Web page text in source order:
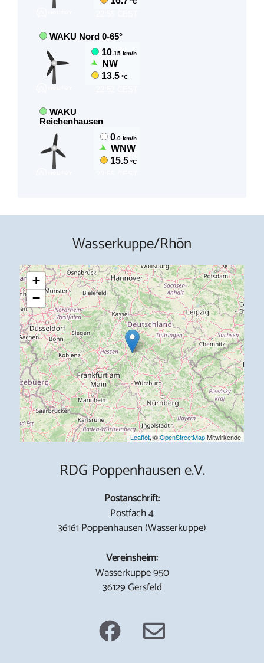
Wasserkuppe/Rhön
+
−
Leaflet, ©OpenStreetMapMitwirkende
RDG Poppenhausen e.V.
Postanschrift:
Postfach 4
36161 Poppenhausen (Wasserkuppe)
Vereinsheim:
Wasserkuppe 950
36129 Gersfeld